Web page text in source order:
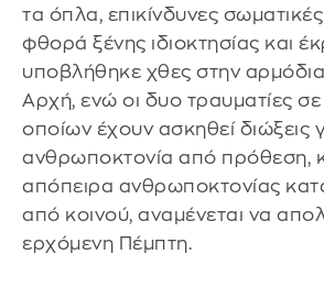
τα όπλα, επικίνδυνες
φθορά ξένης ιδιοκτησίας και
υποβλήθηκε χθες στην αρμόδια
Αρχή, ενώ οι δυο τραυματίες
οποίων έχουν ασκηθεί διώξεις
ανθρωποκτονία από πρόθεση,
απόπειρα ανθρωποκτονίας
από κοινού, αναμένεται να
ερχόμενη Πέμπτη.